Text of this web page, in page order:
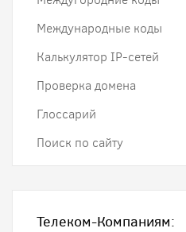
Международные коды
Калькулятор IP-сетей
Проверка домена
Глоссарий
Поиск по сайту
Телеком-Компаниям: